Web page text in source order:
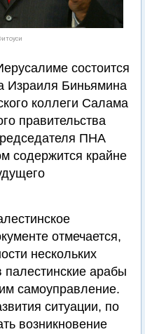
состоится
Израиля Биньямина
коллеги Салама
правительства
ПНА
содержится крайне
отмечается,
нескольких
палестинские арабы
самоуправление.
ситуации, по
возникновение